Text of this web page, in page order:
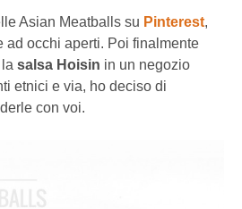
Asian Meatballs su Pinterest,
ad occhi aperti. Poi finalmente
salsa Hoisin in un negozio
etnici e via, ho deciso di
con voi.